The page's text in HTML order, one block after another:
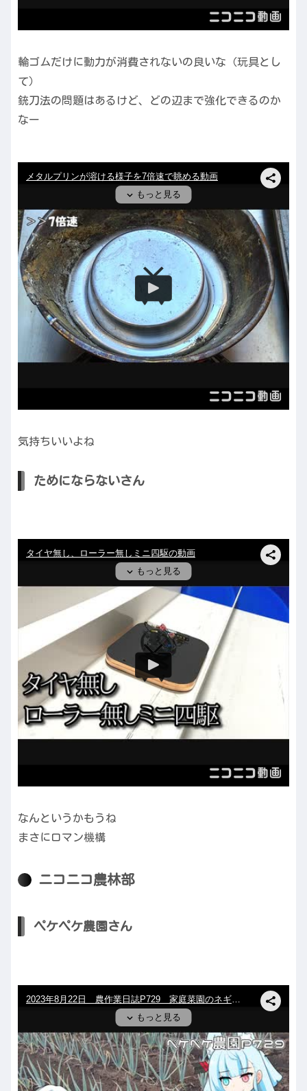
輪ゴムだけに動力が消費されないの良いな（玩具とし
て）
銃刀法の問題はあるけど、どの辺まで強化できるのか
なー
気持ちいいよね
ためにならないさん
なんというかもうね
まさにロマン機構
ニコニコ農林部
ペケペケ農園さん